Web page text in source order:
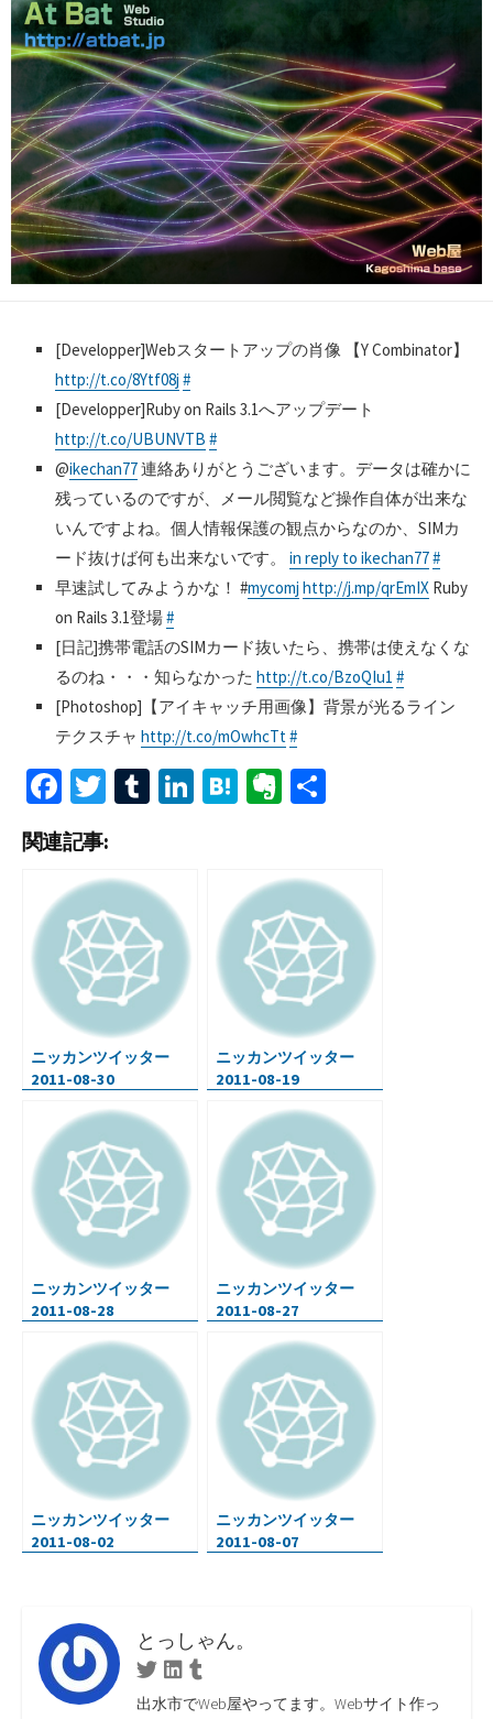
新
日
[Developper]Webスタートアップの肖像 【Y Combinator】
http://t.co/8Ytf08j #
[Developper]Ruby on Rails 3.1へアップデート
http://t.co/UBUNVTB #
@ikechan77連絡ありがとうございます。データは確かに
残っているのですが、メール閲覧など操作自体が出来な
いんですよね。個人情報保護の観点からなのか、SIMカ
ード抜けば何も出来ないです。 in reply to ikechan77#
早速試してみようかな！ #mycomj http://j.mp/qrEmIX Ruby
on Rails 3.1登場#
[日記]携帯電話のSIMカード抜いたら、携帯は使えなくな
るのね・・・知らなかった http://t.co/BzoQIu1 #
[Photoshop]【アイキャッチ用画像】背景が光るライン
テクスチャ http://t.co/mOwhcTt#
Fa
ce
b
o
o
k
T
tt
er
T
bl
r
Li H
n
a
Ev
ot
e
関連記事:
ニッカンツイッター
2011-08-30
ニッカンツイッター
2011-08-19
ニッカンツイッター
2011-08-28
ニッカンツイッター
2011-08-27
ニッカンツイッター
2011-08-02
ニッカンツイッター
2011-08-07
とっしゃん。
TwitterLinkedin
出水市でWeb屋やってます。Webサイト作っ